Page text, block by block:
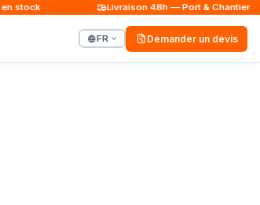
Livraison 48h — Port & Chantier
FR Demander un devis